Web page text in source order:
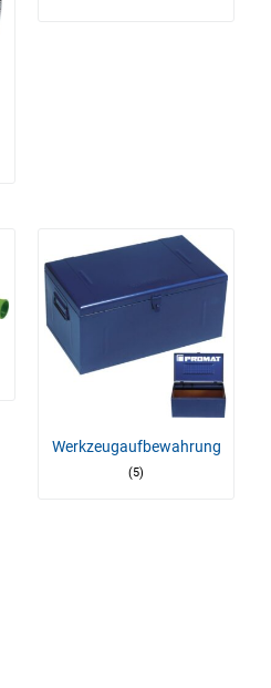
Werkzeugaufbewahrung
(5)